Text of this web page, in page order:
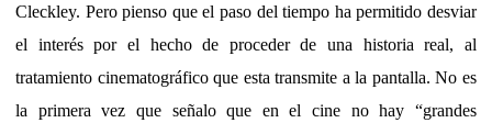
Cleckley. Pero pienso que el paso del tiempo ha permitido desviar
el interés por el hecho de proceder de una historia real, al
tratamiento cinematográfico que esta transmite a la pantalla. No es
la primera vez que señalo que en el cine no hay “grandes